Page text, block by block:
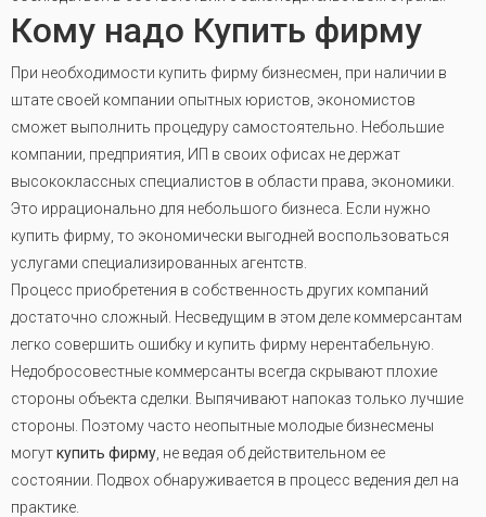
Кому надо Купить фирму
При необходимости купить фирму бизнесмен, при наличии в
штате своей компании опытных юристов, экономистов
сможет выполнить процедуру самостоятельно. Небольшие
компании, предприятия, ИП в своих офисах не держат
высококлассных специалистов в области права, экономики.
Это иррационально для небольшого бизнеса. Если нужно
купить фирму, то экономически выгодней воспользоваться
услугами специализированных агентств.
Процесс приобретения в собственность других компаний
достаточно сложный. Несведущим в этом деле коммерсантам
легко совершить ошибку и купить фирму нерентабельную.
Недобросовестные коммерсанты всегда скрывают плохие
стороны объекта сделки Выпячивают напоказ только лучшие
стороны. Поэтому часто неопытные молодые бизнесмены
могуткупить фирму , не ведая об действительном ее
состоянии. Подвох обнаруживается в процесс ведения дел на
практике.